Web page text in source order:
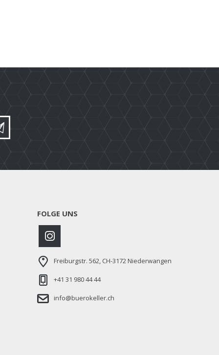
FOLGE UNS
Freiburgstr. 562, CH-3172 Niederwangen
+41 31 980 44 44
info@buerokeller.ch